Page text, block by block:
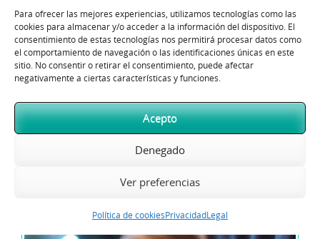
Para ofrecer las mejores experiencias, utilizamos tecnologías como las
cookies para almacenar y/o acceder a la información del dispositivo. El
consentimiento de estas tecnologías nos permitirá procesar datos como
el comportamiento de navegación o las identificaciones únicas en este
sitio. No consentir o retirar el consentimiento, puede afectar
negativamente a ciertas características y funciones.
Acepto
Denegado
Ver preferencias
Política de cookiesPrivacidadLegal
tecnológico, espera por ti. Así que, da igual lo tarde que
llegues, siempre serás puntual.
Con esta magnífica noticia, empezamos la semana y con
ella, muchas cosas más.